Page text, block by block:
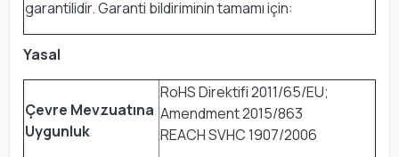
garantilidir. Garanti bildiriminin tamamı için:
Yasal
Çevre Mevzuatına
Uygunluk
RoHS Direktifi 2011/65/EU;
Amendment 2015/863
REACH SVHC 1907/2006